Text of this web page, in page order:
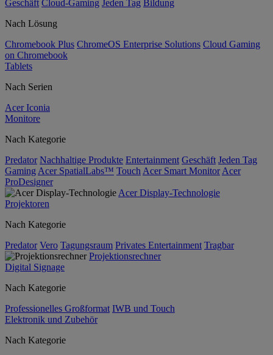
Geschäft Cloud-Gaming Jeden Tag Bildung
Nach Lösung
Chromebook Plus ChromeOS Enterprise Solutions Cloud Gaming
on Chromebook
Tablets
Nach Serien
Acer Iconia
Monitore
Nach Kategorie
Predator Nachhaltige Produkte Entertainment Geschäft Jeden Tag
Gaming Acer SpatialLabs™ Touch Acer Smart Monitor Acer
ProDesigner
Acer Display-Technologie
Projektoren
Nach Kategorie
Predator Vero Tagungsraum Privates Entertainment Tragbar
Projektionsrechner
Digital Signage
Nach Kategorie
Professionelles Großformat IWB und Touch
Elektronik und Zubehör
Nach Kategorie